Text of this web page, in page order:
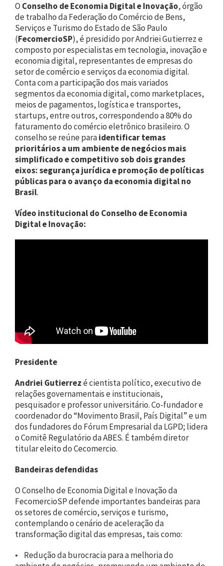
O Conselho de Economia Digital e Inovação, órgão
de trabalho da Federação do Comércio de Bens,
Serviços e Turismo do Estado de São Paulo
(FecomercioSP), é presidido por Andriei Gutierrez e
composto por especialistas em tecnologia, inovação e
economia digital, representantes de empresas do
setor de comércio e serviços da economia digital.
Conta com a participação dos mais variados
segmentos da economia digital, como marketplaces,
meios de pagamentos, logística e transportes,
startups, entre outros, correspondendo a 80% do
faturamento do comércio eletrônico brasileiro. O
conselho se reúne paraidentificar temas
prioritários a um ambiente de negócios mais
simplificado e competitivo sob dois grandes
eixos: segurança jurídica e promoção de políticas
públicas para o avanço da economia digital no
Brasil.
Vídeo institucional do Conselho de Economia
Digital e Inovação:
Presidente
Andriei Gutierrezé cientista político, executivo de
relações governamentais e institucionais,
pesquisador e professor universitário. Co-fundador e
coordenador do “Movimento Brasil, País Digital” e um
dos fundadores do Fórum Empresarial da LGPD; lidera
o Comitê Regulatório da ABES. É também diretor
titular eleito do Cecomercio.
Bandeiras defendidas
O Conselho de Economia Digital e Inovação da
FecomercioSP defende importantes bandeiras para
os setores de comércio, serviços e turismo,
contemplando o cenário de aceleração da
transformação digital das empresas, tais como:
• Redução da burocracia para a melhoria do